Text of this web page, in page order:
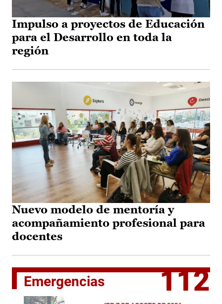
Impulso a proyectos de Educación
para el Desarrollo en toda la
región
Nuevo modelo de mentoría y
acompañamiento profesional para
docentes
Emergencias 112